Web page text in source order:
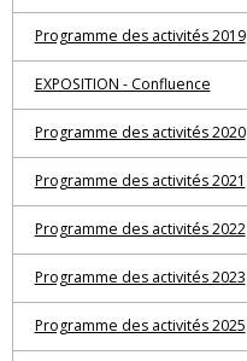
Programme des activités 2019
EXPOSITION - Confluence
Programme des activités 2020
Programme des activités 2021
Programme des activités 2022
Programme des activités 2023
Programme des activités 2025